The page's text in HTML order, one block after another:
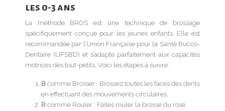
les 0-3 ans
La méthode BROS est une technique de brossage
spécifiquement conçue pour les jeunes enfants. Elle est
recommandée par l’Union Française pour la Santé Bucco-
Dentaire (UFSBD) et s’adapte parfaitement aux capacités
motrices des tout-petits. Voici les étapes à suivre :
B comme Brosser : Brossez toutes les faces des dents
en effectuant des mouvements circulaires.
R comme Rouler : Faites rouler la brosse du rose